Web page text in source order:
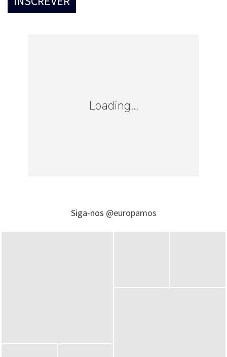
Loading...
Siga-nos @europamos